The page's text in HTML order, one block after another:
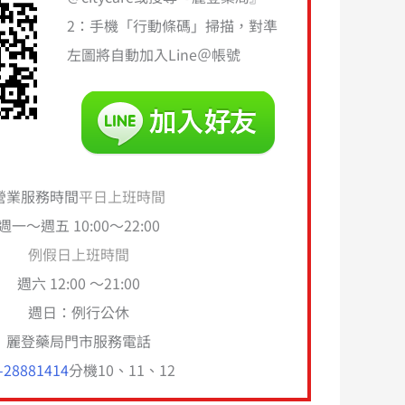
2：手機「行動條碼」掃描，對準
左圖將自動加入Line＠帳號
業服務時間平日上班時間
一～週五 10:00～22:00
例假日上班時間
週六 12:00 ～21:00
週日：例行公休
麗登藥局門市服務電話
分機10、11、12